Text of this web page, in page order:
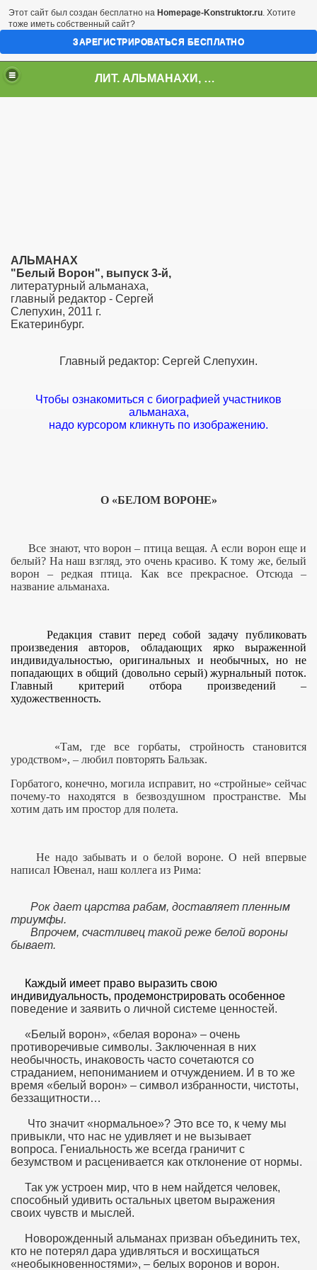
ЛИТ. АЛЬМАНАХИ, ЖУРНАЛЫ, СБОРНИКИ
АЛЬМАНАХ
"Белый Ворон", выпуск 3-й,
литературный альманаха,
главный редактор - Сергей
Слепухин, 2011 г.
Екатеринбург.
Главный редактор: Сергей Слепухин.
Чтобы ознакомиться с биографией участников
альманаха,
надо курсором кликнуть по изображению.
О «БЕЛОМ ВОРОНЕ»
Все знают, что ворон – птица вещая. А если ворон еще и
белый? На наш взгляд, это очень красиво. К тому же, белый
ворон – редкая птица. Как все прекрасное. Отсюда –
название альманаха.
Редакция ставит перед собой задачу публиковать
произведения авторов, обладающих ярко выраженной
индивидуальностью, оригинальных и необычных, но не
попадающих в общий (довольно серый) журнальный поток.
Главный критерий отбора произведений –
художественность.
«Там, где все горбаты, стройность становится
уродством», – любил повторять Бальзак.
Горбатого, конечно, могила исправит, но «стройные» сейчас
почему-то находятся в безвоздушном пространстве. Мы
хотим дать им простор для полета.
Не надо забывать и о белой вороне. О ней впервые
написал Ювенал, наш коллега из Рима:
Рок дает царства рабам, доставляет пленным
триумфы.
Впрочем, счастливец такой реже белой вороны
бывает.
Каждый имеет право выразить свою
индивидуальность, продемонстрировать особенное
поведение и заявить о личной системе ценностей.
«Белый ворон», «белая ворона» – очень
противоречивые символы. Заключенная в них
необычность, инаковость часто сочетаются со
страданием, непониманием и отчуждением. И в то же
время «белый ворон» – символ избранности, чистоты,
беззащитности…
Что значит «нормальное»? Это все то, к чему мы
привыкли, что нас не удивляет и не вызывает
вопроса. Гениальность же всегда граничит с
безумством и расценивается как отклонение от нормы.
Так уж устроен мир, что в нем найдется человек,
способный удивить остальных цветом выражения
своих чувств и мыслей.
Новорожденный альманах призван объединить тех,
кто не потерял дара удивляться и восхищаться
«необыкновенностями», – белых воронов и ворон.
Этот сайт был создан бесплатно на Homepage-Konstruktor.ru. Хотите
тоже иметь собственный сайт?
ЗАРЕГИСТРИРОВАТЬСЯ БЕСПЛАТНО